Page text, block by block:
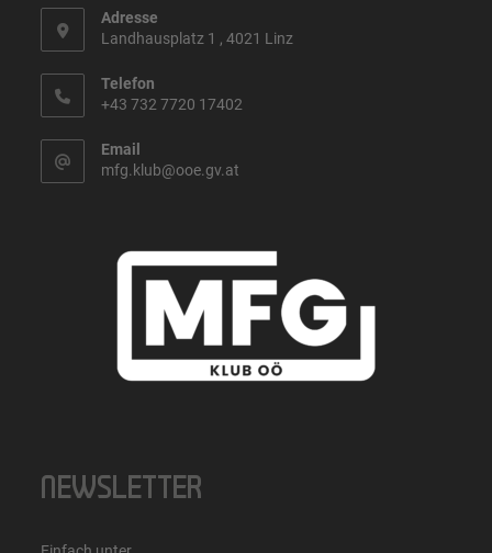
Adresse
Landhausplatz 1 , 4021 Linz
Telefon
+43 732 7720 17402
Email
mfg.klub@ooe.gv.at
NEWSLETTER